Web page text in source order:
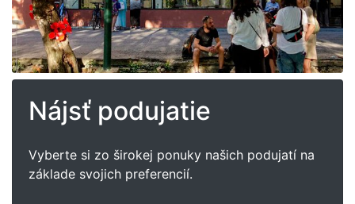
Nájsť podujatie
Vyberte si zo širokej ponuky našich podujatí na
základe svojich preferencií.